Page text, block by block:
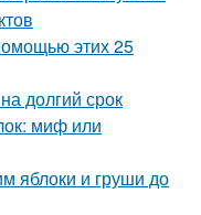
этих 25
долгий срок
миф или
яблоки и груши до